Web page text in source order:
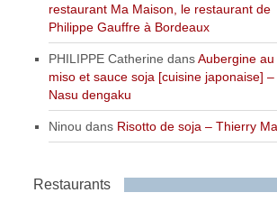
restaurant Ma Maison, le restaurant de
Philippe Gauffre à Bordeaux
PHILIPPE Catherine dansAubergine au
miso et sauce soja [cuisine japonaise] –
Nasu dengaku
Ninou dans Risotto de soja – Thierry
Restaurants